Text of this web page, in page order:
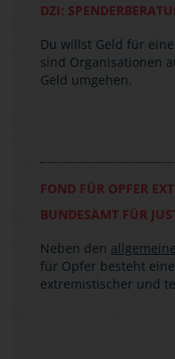
DZI:
Du willst Geld für
sind Organisationen
Geld umgehen.
FOND FÜR OPFER
BUNDESAMT FÜR
Neben den
für Opfer besteht
extremistischer und